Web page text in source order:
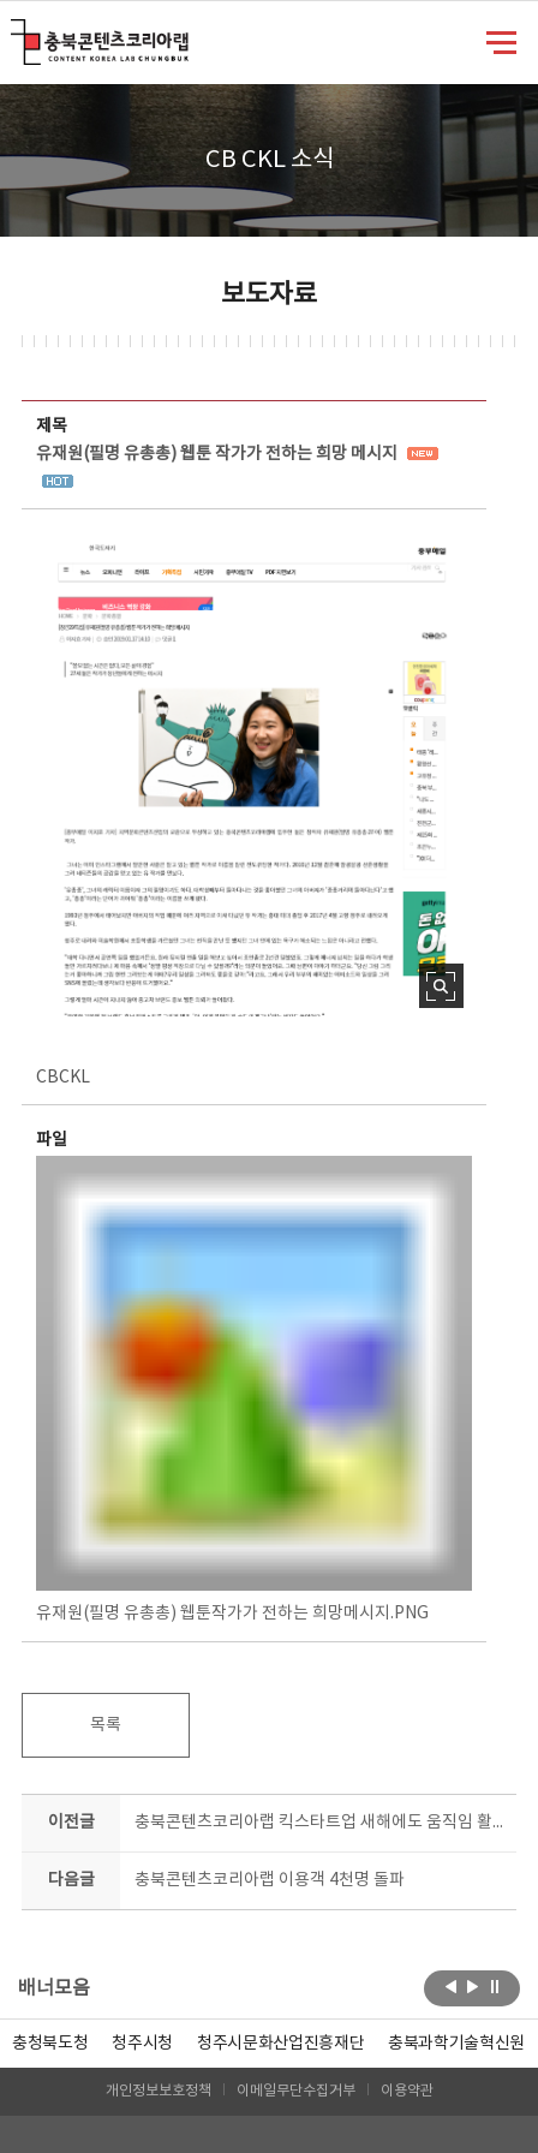
CB CKL 소식
보도자료
제목
유재원(필명 유총총) 웹툰 작가가 전하는 희망 메시지
CBCKL
파일
유재원(필명 유총총) 웹툰작가가 전하는 희망메시지.PNG
목록
이전글 충북콘텐츠코리아랩 킥스타트업 새해에도 움직임 활발
다음글 충북콘텐츠코리아랩 이용객 4천명 돌파
배너모음
충청북도청 청주시청 청주시문화산업진흥재단 충북과학기술혁신원
개인정보보호정책 이메일무단수집거부 이용약관